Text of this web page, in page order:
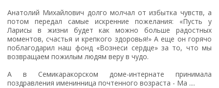
Анатолий Михайлович долго молчал от избытка чувств, а
потом передал самые искренние пожелания: «Пусть у
Ларисы в жизни будет как можно больше радостных
моментов, счастья и крепкого здоровья!» А еще он горячо
поблагодарил наш фонд «Вознеси сердце» за то, что мы
возвращаем пожилым людям веру в чудо.
А в Семикаракорском доме-интернате принимала
поздравления именинница почтенного возраста - Ма ....